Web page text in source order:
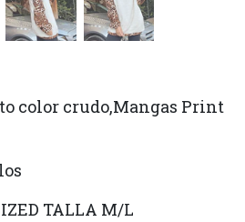
color crudo,Mangas Print
TALLA M/L